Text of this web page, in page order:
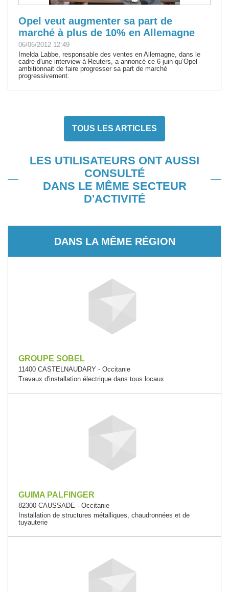
Opel veut augmenter sa part de
marché à plus de 10% en Allemagne
06/06/2012 12:49
Imelda Labbe, responsable des ventes en Allemagne, dans le
cadre d'une interview à Reuters, a annoncé ce 6 juin qu’Opel
ambitionnait de faire progresser sa part de marché
progressivement.
TOUS LES ARTICLES
LES UTILISATEURS ONT AUSSI
CONSULTÉ
DANS LE MÊME SECTEUR
D'ACTIVITÉ
DANS LA MÊME RÉGION
GROUPE SOBEL
11400 CASTELNAUDARY - Occitanie
Travaux d'installation électrique dans tous locaux
GUIMA PALFINGER
82300 CAUSSADE - Occitanie
Installation de structures métalliques, chaudronnées et de
tuyauterie